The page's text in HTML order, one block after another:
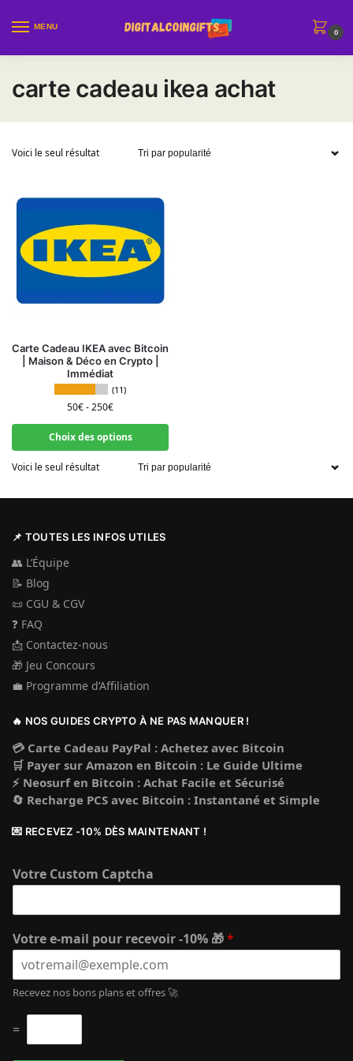
MENU
0
carte cadeau ikea achat
Voici le seul résultat
Carte Cadeau IKEA avec Bitcoin
| Maison & Déco en Crypto |
Immédiat
(11)
50€-250€
Choix des options
Ce produit a plusieurs variations. Les options peuvent être
Voici le seul résultat
📌 TOUTES LES INFOS UTILES
👥 L’Équipe
📝 Blog
📜 CGU & CGV
❓ FAQ
📩 Contactez-nous
🎁 Jeu Concours
💼 Programme d’Affiliation
🔥 NOS GUIDES CRYPTO À NE PAS MANQUER !
💳 Carte Cadeau PayPal : Achetez avec Bitcoin
🛒 Payer sur Amazon en Bitcoin : Le Guide Ultime
⚡ Neosurf en Bitcoin : Achat Facile et Sécurisé
🔄 Recharge PCS avec Bitcoin : Instantané et Simple
💌 RECEVEZ -10% DÈS MAINTENANT !
Votre Custom Captcha
Votre e-mail pour recevoir -10% 🎁*
Recevez nos bons plans et offres 🚀
u
=